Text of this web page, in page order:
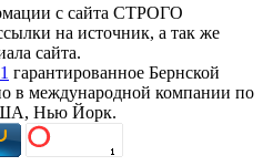
с сайта СТРОГО
на источник, а так же
сайта.
гарантированное Бернской
в международной компании по
Нью Йорк.